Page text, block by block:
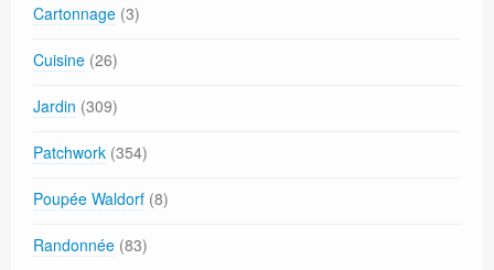
Cartonnage (3)
Cuisine (26)
Jardin (309)
Patchwork (354)
Poupée Waldorf (8)
Randonnée (83)